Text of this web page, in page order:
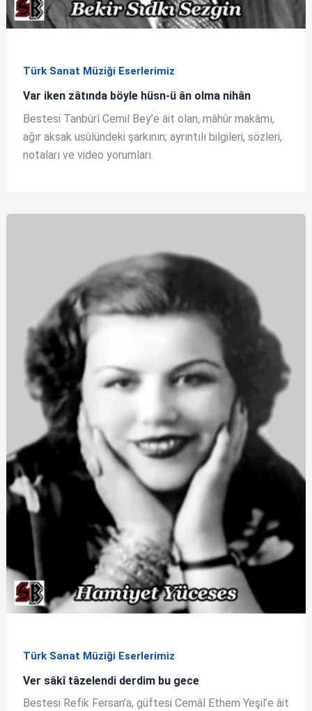
Türk Sanat Müziği Eserlerimiz
Var iken zâtında böyle hüsn-ü ân olma nihân
Bestesi Tanbûrî Cemil Bey’e âit olan, mâhûr makâmı,
ağır aksak usûlündeki şarkının; ayrıntılı bilgileri, sözleri,
notaları ve video yorumları.
Türk Sanat Müziği Eserlerimiz
Ver sâkî tâzelendi derdim bu gece
Bestesi Refik Fersan’a, güftesi Cemâl Ethem Yeşil’e âit